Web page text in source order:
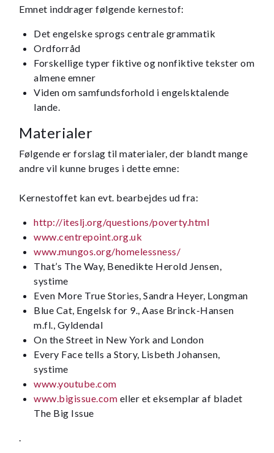
Emnet inddrager følgende kernestof:
Det engelske sprogs centrale grammatik
Ordforråd
Forskellige typer fiktive og nonfiktive tekster om
almene emner
Viden om samfundsforhold i engelsktalende
lande.
Materialer
Følgende er forslag til materialer, der blandt mange
andre vil kunne bruges i dette emne:
Kernestoffet kan evt. bearbejdes ud fra:
http://iteslj.org/questions/poverty.html
www.centrepoint.org.uk
www.mungos.org/homelessness/
That’s The Way, Benedikte Herold Jensen,
systime
Even More True Stories, Sandra Heyer, Longman
Blue Cat, Engelsk for 9., Aase Brinck-Hansen
m.fl., Gyldendal
On the Street in New York and London
Every Face tells a Story, Lisbeth Johansen,
systime
www.youtube.com
www.bigissue.com eller et eksemplar af bladet
The Big Issue
.